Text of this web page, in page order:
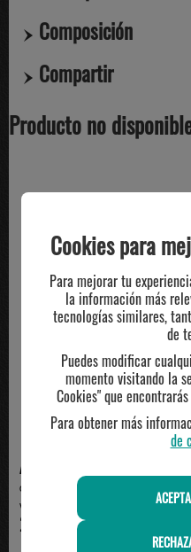
Composición
Compartir
Producto no
TE
ADIDAS
camiseta técnica hombre adidas,
verde
23.00€
Cookies para
Para mejorar tu
la información más
tecnologías similares,
de
Puedes modificar
momento visitando la
Cookies" que
Para obtener más
de